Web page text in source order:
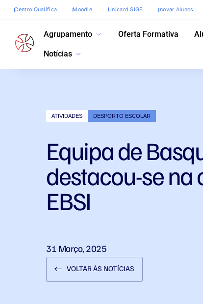
Centro Qualifica Moodle Unicard SIGE Inovar Alunos
Agrupamento Oferta Formativa
Notícias
ATIVIDADES DESPORTO ESCOLAR
Equipa de
destacou-se na
EBSI
31 Março, 2025
VOLTAR ÀS NOTÍCIAS